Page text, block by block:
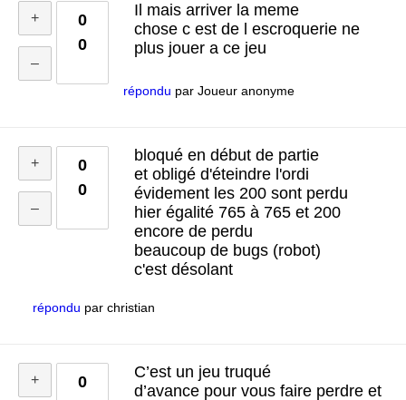
0
0
Il mais arriver la meme
chose c est de l escroquerie ne
plus jouer a ce jeu
répondu par Joueur anonyme
0
0
bloqué en début de partie
et obligé d'éteindre l'ordi
évidement les 200 sont perdu
hier égalité 765 à 765 et 200
encore de perdu
beaucoup de bugs (robot)
c'est désolant
répondu par christian
0
C’est un jeu truqué
d’avance pour vous faire perdre et